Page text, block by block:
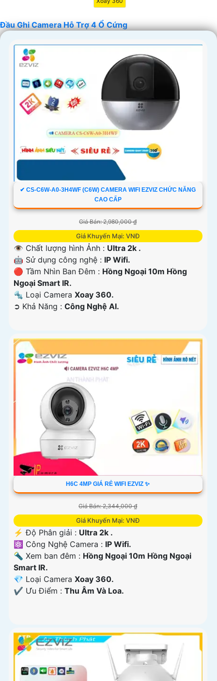
Đầu Ghi Camera Hỗ Trợ 4 Ổ Cứng
✔ CS-C6W-A0-3H4WF (C6W) CAMERA WIFI EZVIZ CHỨC NĂNG
CAO CẤP
Giá Bán: 2,980,000 ₫
Giá Khuyến Mại: VNĐ
👁 Chất lượng hình Ảnh : Ultra 2k .
🤖️ Sử dụng công nghệ : IP Wifi.
🔴 Tầm Nhìn Ban Đêm : Hồng Ngoại 10m Hồng
Ngoại Smart IR.
🔩 Loại Camera Xoay 360.
️➲ Khả Năng : Công Nghệ AI.
H6C 4MP GIÁ RẺ WIFI EZVIZ ✨
Giá Bán: 2,344,000 ₫
Giá Khuyến Mại: VNĐ
️⚡ Độ Phân giải : Ultra 2k .
⚛️ Công Nghệ Camera : IP Wifi.
🔦 Xem ban đêm : Hồng Ngoại 10m Hồng Ngoại
Smart IR.
💎 Loại Camera Xoay 360.
️✔️ Ưu Điểm : Thu Âm Và Loa.